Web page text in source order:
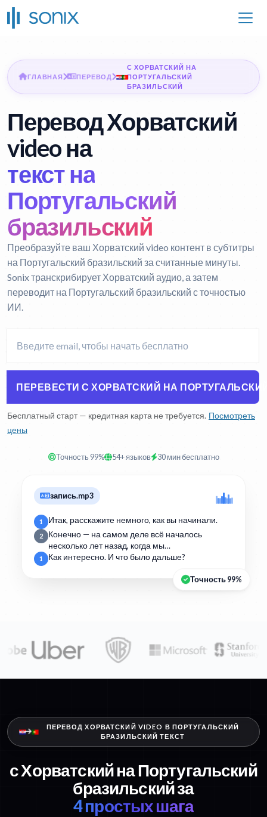
ГЛАВНАЯ ПЕРЕВОД
С ХОРВАТСКИЙ НА
ПОРТУГАЛЬСКИЙ
БРАЗИЛЬСКИЙ
Перевод Хорватский
video на
текст на
Португальский
бразильский
Преобразуйте ваш Хорватский video контент в субтитры
на Португальский бразильский за считанные минуты.
Sonix транскрибирует Хорватский аудио, а затем
переводит на Португальский бразильский с точностью
ИИ.
ПЕРЕВЕСТИ С ХОРВАТСКИЙ НА
Бесплатный старт — кредитная карта не требуется. Посмотреть
цены
Точность 99% 54+ языков 30 мин бесплатно
запись.mp3
1 Итак, расскажите немного, как вы начинали.
2
Конечно — на самом деле всё началось
несколько лет назад, когда мы…
1 Как интересно. И что было дальше?
Точность 99%
ПЕРЕВОД ХОРВАТСКИЙ VIDEO В ПОРТУГАЛЬСКИЙ
БРАЗИЛЬСКИЙ ТЕКСТ
с Хорватский на Португальский
бразильский за
4 простых шага